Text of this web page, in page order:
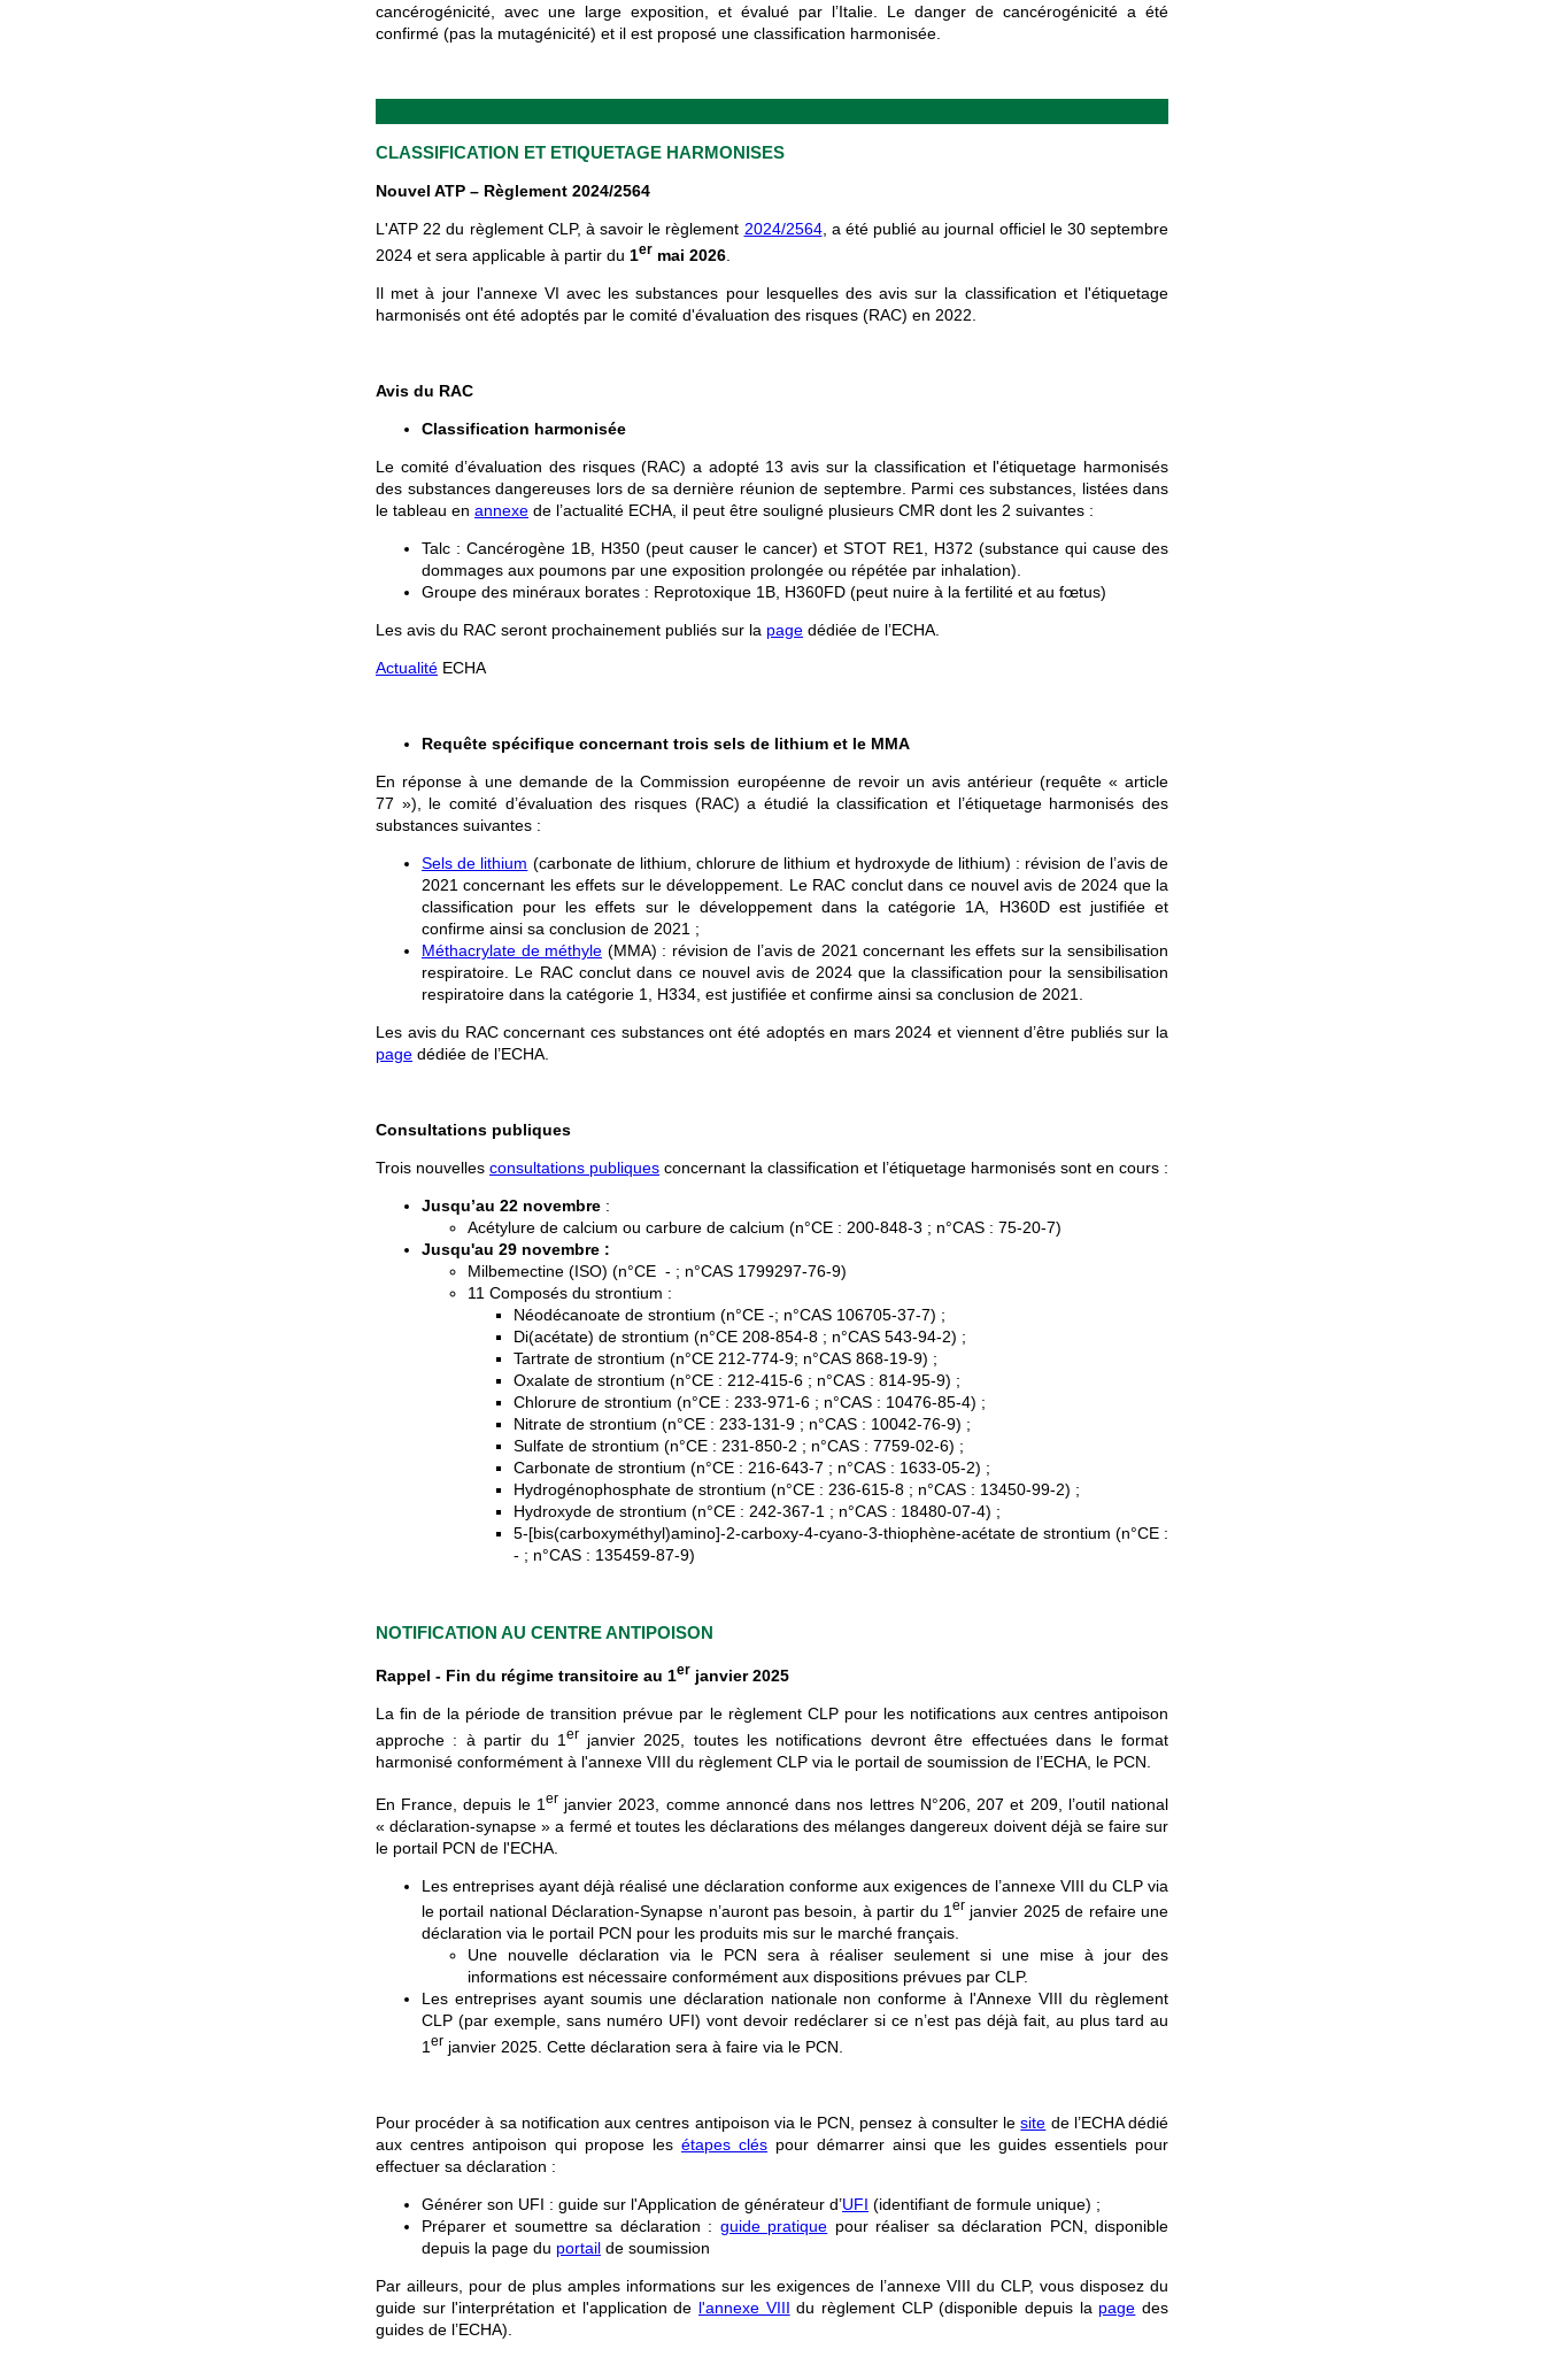
cancérogénicité, avec une large exposition, et évalué par l’Italie. Le danger de cancérogénicité a été
confirmé (pas la mutagénicité) et il est proposé une classification harmonisée.
CLASSIFICATION ET ETIQUETAGE HARMONISES
Nouvel ATP – Règlement 2024/2564
L'ATP 22 du règlement CLP, à savoir le règlement 2024/2564, a été publié au journal officiel le 30 septembre
2024 et sera applicable à partir du 1er mai 2026
Il met à jour l'annexe VI avec les substances pour lesquelles des avis sur la classification et l'étiquetage
harmonisés ont été adoptés par le comité d'évaluation des risques (RAC) en 2022.
Avis du RAC
Classification harmonisée
Le comité d’évaluation des risques (RAC) a adopté 13 avis sur la classification et l'étiquetage harmonisés
des substances dangereuses lors de sa dernière réunion de septembre. Parmi ces substances, listées dans
le tableau en annexe de l’actualité ECHA, il peut être souligné plusieurs CMR dont les 2 suivantes :
Talc : Cancérogène 1B, H350 (peut causer le cancer) et STOT RE1, H372 (substance qui cause des
dommages aux poumons par une exposition prolongée ou répétée par inhalation).
Groupe des minéraux borates : Reprotoxique 1B, H360FD (peut nuire à la fertilité et au fœtus)
Les avis du RAC seront prochainement publiés sur la page dédiée de l’ECHA.
Actualité ECHA
Requête spécifique concernant trois sels de lithium et le MMA
En réponse à une demande de la Commission européenne de revoir un avis antérieur (requête « article
77 »), le comité d’évaluation des risques (RAC) a étudié la classification et l’étiquetage harmonisés des
substances suivantes :
Sels de lithium (carbonate de lithium, chlorure de lithium et hydroxyde de lithium) : révision de l’avis de
2021 concernant les effets sur le développement. Le RAC conclut dans ce nouvel avis de 2024 que la
classification pour les effets sur le développement dans la catégorie 1A, H360D est justifiée et
confirme ainsi sa conclusion de 2021 ;
Méthacrylate de méthyle (MMA) : révision de l’avis de 2021 concernant les effets sur la sensibilisation
respiratoire. Le RAC conclut dans ce nouvel avis de 2024 que la classification pour la sensibilisation
respiratoire dans la catégorie 1, H334, est justifiée et confirme ainsi sa conclusion de 2021.
Les avis du RAC concernant ces substances ont été adoptés en mars 2024 et viennent d’être publiés sur la
page dédiée de l’ECHA.
Consultations publiques
Trois nouvelles consultations publiques concernant la classification et l’étiquetage harmonisés sont en cours :
Jusqu’au 22 novembre :
Acétylure de calcium ou carbure de calcium (n°CE : 200-848-3 ; n°CAS : 75-20-7)
Jusqu'au 29 novembre :
Milbemectine (ISO) (n°CE - ; n°CAS 1799297-76-9)
11 Composés du strontium :
Néodécanoate de strontium (n°CE -; n°CAS 106705-37-7) ;
Di(acétate) de strontium (n°CE 208-854-8 ; n°CAS 543-94-2) ;
Tartrate de strontium (n°CE 212-774-9; n°CAS 868-19-9) ;
Oxalate de strontium (n°CE : 212-415-6 ; n°CAS : 814-95-9) ;
Chlorure de strontium (n°CE : 233-971-6 ; n°CAS : 10476-85-4) ;
Nitrate de strontium (n°CE : 233-131-9 ; n°CAS : 10042-76-9) ;
Sulfate de strontium (n°CE : 231-850-2 ; n°CAS : 7759-02-6) ;
Carbonate de strontium (n°CE : 216-643-7 ; n°CAS : 1633-05-2) ;
Hydrogénophosphate de strontium (n°CE : 236-615-8 ; n°CAS : 13450-99-2) ;
Hydroxyde de strontium (n°CE : 242-367-1 ; n°CAS : 18480-07-4) ;
5-[bis(carboxyméthyl)amino]-2-carboxy-4-cyano-3-thiophène-acétate de strontium (n°CE :
- ; n°CAS : 135459-87-9)
NOTIFICATION AU CENTRE ANTIPOISON
Rappel - Fin du régime transitoire au 1er janvier 2025
La fin de la période de transition prévue par le règlement CLP pour les notifications aux centres antipoison
approche : à partir du 1er
janvier 2025, toutes les notifications devront être effectuées dans le format
harmonisé conformément à l'annexe VIII du règlement CLP via le portail de soumission de l’ECHA, le PCN.
En France, depuis le 1 er janvier 2023, comme annoncé dans nos lettres N°206, 207 et 209, l’outil national
« déclaration-synapse » a fermé et toutes les déclarations des mélanges dangereux doivent déjà se faire sur
le portail PCN de l'ECHA.
Les entreprises ayant déjà réalisé une déclaration conforme aux exigences de l’annexe VIII du CLP via
le portail national Déclaration-Synapse n’auront pas besoin, à partir du 1er janvier 2025 de refaire une
déclaration via le portail PCN pour les produits mis sur le marché français.
Une nouvelle déclaration via le PCN sera à réaliser seulement si une mise à jour des
informations est nécessaire conformément aux dispositions prévues par CLP.
Les entreprises ayant soumis une déclaration nationale non conforme à l'Annexe VIII du règlement
CLP (par exemple, sans numéro UFI) vont devoir redéclarer si ce n’est pas déjà fait, au plus tard au
1 er janvier 2025. Cette déclaration sera à faire via le PCN.
Pour procéder à sa notification aux centres antipoison via le PCN, pensez à consulter lesite de l’ECHA dédié
aux centres antipoison qui propose les étapes clés pour démarrer ainsi que les guides essentiels pour
effectuer sa déclaration :
Générer son UFI : guide sur l'Application de générateur d’UFI (identifiant de formule unique) ;
Préparer et soumettre sa déclaration : guide pratique pour réaliser sa déclaration PCN, disponible
depuis la page du portail de soumission
Par ailleurs, pour de plus amples informations sur les exigences de l’annexe VIII du CLP, vous disposez du
guide sur l'interprétation et l'application de l'annexe VIII du règlement CLP (disponible depuis la page des
guides de l’ECHA).